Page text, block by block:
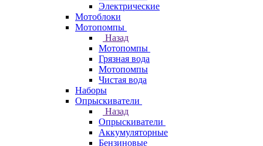
Электрические
Мотоблоки
Мотопомпы
Назад
Мотопомпы
Грязная вода
Мотопомпы
Чистая вода
Наборы
Опрыскиватели
Назад
Опрыскиватели
Аккумуляторные
Бензиновые